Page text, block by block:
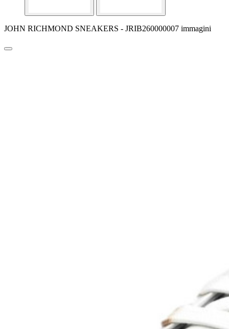
JOHN RICHMOND SNEAKERS - JRIB260000007 immagini